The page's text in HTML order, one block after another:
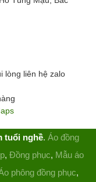
lòng liên hệ zalo
tuổi nghề. Áo đồng
, Đồng phục, Mẫu áo
phông đồng phục,